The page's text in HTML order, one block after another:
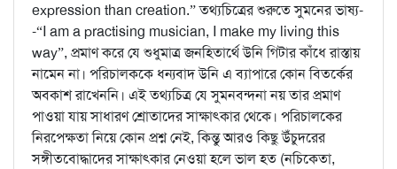
expression than creation.” তথ্যচিত্রের শুরুতে সুমনের ভাষ্য-
-“I am a practising musician, I make my living this
way”, প্রমাণ করে যে শুধুমাত্র জনহিতার্থে উনি গিটার কাঁধে রাস্তায়
নামেন না। পরিচালককে ধন্যবাদ উনি এ ব্যাপারে কোন বিতর্কের
অবকাশ রাখেননি। এই তথ্যচিত্র যে সুমনবন্দনা নয় তার প্রমাণ
পাওয়া যায় সাধারণ শ্রোতাদের সাক্ষাৎকার থেকে। পরিচালকের
নিরপেক্ষতা নিয়ে কোন প্রশ্ন নেই, কিন্তু আরও কিছু উঁচুদরের
সঙ্গীতবোদ্ধাদের সাক্ষাৎকার নেওয়া হলে ভাল হত (নচিকেতা,